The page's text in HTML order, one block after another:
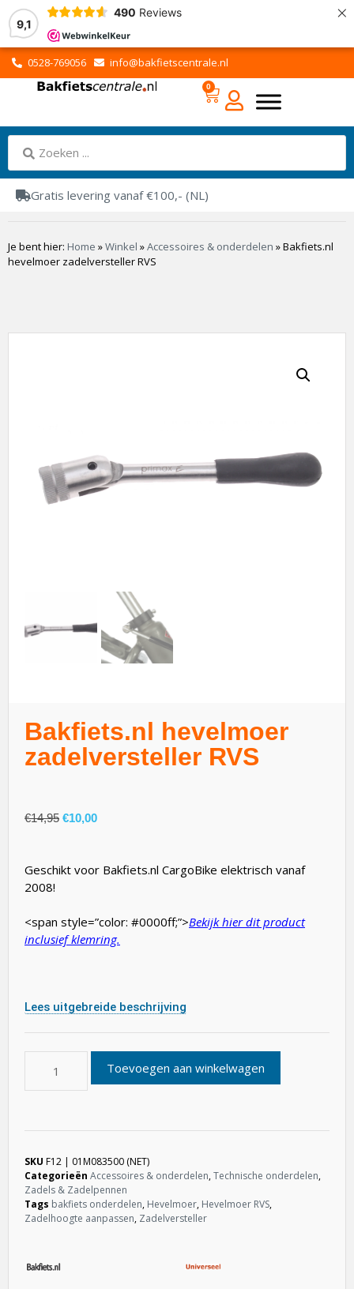
9,1
490 Reviews ×
0528-769056 info@bakfietscentrale.nl
0
Gratis levering vanaf €100,- (NL)
Je bent hier: Home »Winkel »Accessoires & onderdelen »Bakfiets.nl
hevelmoer zadelversteller RVS
Bakfiets.nl hevelmoer
zadelversteller RVS
€14,95 €10,00
Geschikt voor Bakfiets.nl CargoBike elektrisch vanaf
2008!
<span style=”color: #0000ff;”>Bekijk hier dit product
inclusief klemring.
Lees uitgebreide beschrijving
Toevoegen aan winkelwagen
SKU F12 | 01M083500 (NET)
Categorieën Accessoires & onderdelen,Technische onderdelen,
Zadels & Zadelpennen
Tags bakfiets onderdelen, Hevelmoer, Hevelmoer RVS,
Zadelhoogte aanpassen, Zadelversteller